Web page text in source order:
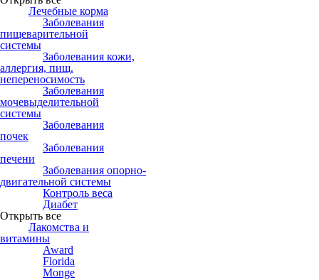
Лечебные корма
Заболевания
пищеварительной
системы
Заболевания кожи,
аллергия, пищ.
непереносимость
Заболевания
мочевыделительной
системы
Заболевания
почек
Заболевания
печени
Заболевания опорно-
двигательной системы
Контроль веса
Диабет
Открыть все
Лакомства и
витамины
Award
Florida
Monge